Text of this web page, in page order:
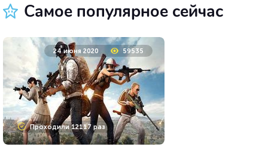
5 октября 2021 27263
Проходили 9707 раз
Самое популярное сейчас
24 июня 2020 59535
Проходили 12117 раз